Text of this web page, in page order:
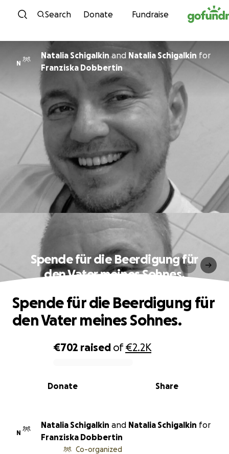
Skip to content
Search Donate Fundraise
N
Natalia Schigalkinand Natalia Schigalkin for
Franziska Dobbertin
Spende für die Beerdigung für
den Vater meines Sohnes.
0% complete
€702 raised of€2.2K
Share
Donate
Spende für die Beerdigung für
den Vater meines Sohnes.
N
Natalia Schigalkin and Natalia Schigalkin for
Franziska Dobbertin
Co-organized